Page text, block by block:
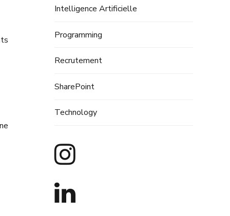
Intelligence Artificielle
Programming
Recrutement
SharePoint
Technology